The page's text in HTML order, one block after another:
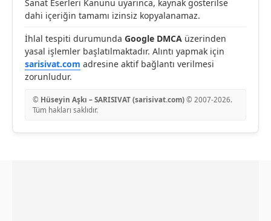
Sanat Eserleri Kanunu uyarınca, kaynak gösterilse
dahi içeriğin tamamı izinsiz kopyalanamaz.
İhlal tespiti durumunda Google DMCA üzerinden
yasal işlemler başlatılmaktadır. Alıntı yapmak için
sarisivat.com adresine aktif bağlantı verilmesi
zorunludur.
© Hüseyin Aşkı – SARISIVAT (sarisivat.com) © 2007-2026.
Tüm hakları saklıdır.